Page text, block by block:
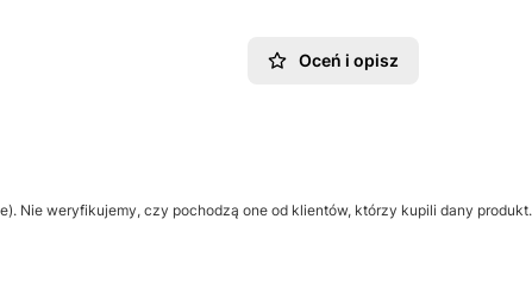
Oceń i opisz
Nie weryfikujemy, czy pochodzą one od klientów, którzy kupili dany produkt.